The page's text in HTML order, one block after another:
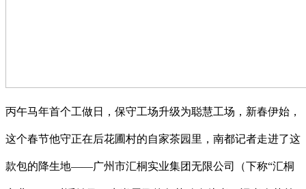
丙午马年首个工做日，保守工场升级为聪慧工场，新春伊始，
这个春节他守正在后花圃村的自家茶园里，南都记者走进了这
款包的降生地——广州市汇桐实业集团无限公司（下称“汇桐